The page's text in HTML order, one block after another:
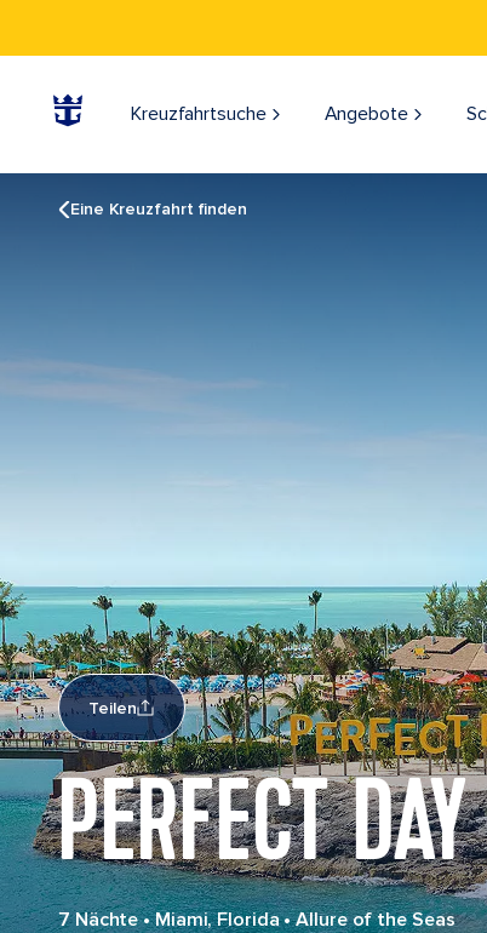
Kreuzfahrtsuche Angebote
Eine Kreuzfahrt finden
Teilen
PERFECT
7 Nächte•Miami, Florida•Allure of the Seas